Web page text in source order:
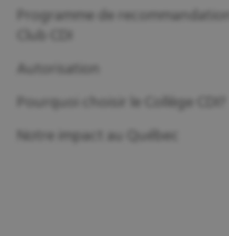
Programme de recommandation
Club CDI
Autorisation
Pourquoi choisir le Collège CDI?
Notre impact au Québec